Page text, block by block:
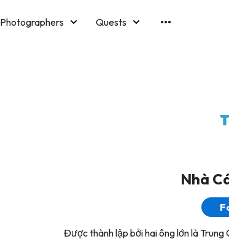
Photographers
Quests
Nhà
Được thành lập bởi hai ông lớn là